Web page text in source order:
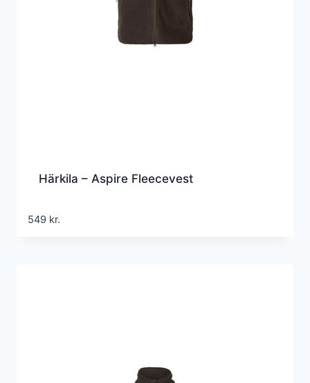
Härkila – Aspire Fleecevest
549 kr.